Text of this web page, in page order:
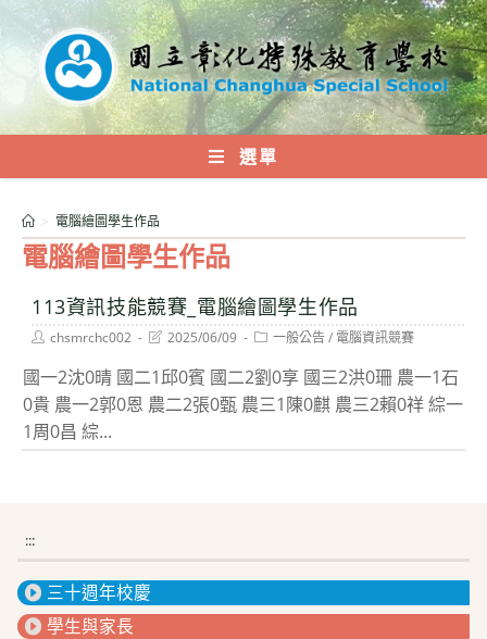
內
選單
電腦繪圖學生作品
> 電腦繪圖學生作品
113資訊技能競賽_電腦繪圖學生作品
Postchsmrchc002
Post
modified:
2025/06/09
Post一般公告/ 電腦資訊競賽
國一2沈0晴 國二1邱0賓 國二2劉0享 國三2洪0珊 農一1石
0貴 農一2郭0恩 農二2張0甄 農三1陳0麒 農三2賴0祥 綜一
1周0昌 綜...
:::
三十週年校慶
學生與家長